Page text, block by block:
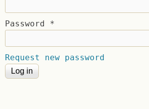
Password *
Request new password